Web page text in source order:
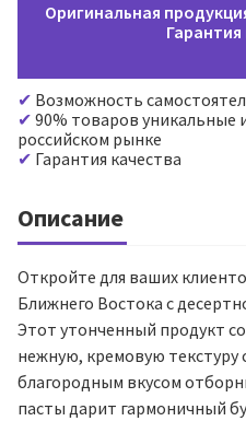
Оригинальная
Гарантия
Возможность
90% товаров уникальные
российском рынке
Гарантия качества
Описание
Откройте для ваших
Ближнего Востока с
Этот утонченный продукт
нежную, кремовую
благородным вкусом
пасты дарит гармоничный